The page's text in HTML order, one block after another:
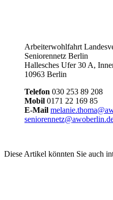
Arbeiterwohlfahrt
Seniorennetz Berlin
Hallesches Ufer 30 A,
10963 Berlin
Telefon 030 253 89 208
Mobil 0171 22 169 85
E-Mail
Diese Artikel könnten Sie auch